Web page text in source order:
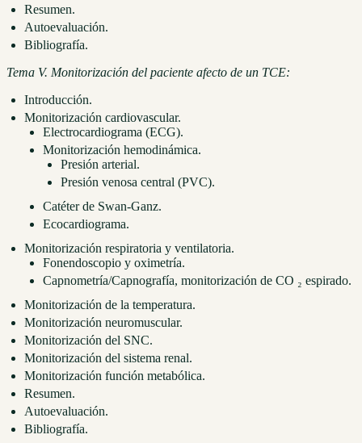
Resumen.
Autoevaluación.
Bibliografía.
Tema V. Monitorización del paciente afecto de un TCE:
Introducción.
Monitorización cardiovascular.
Electrocardiograma (ECG).
Monitorización hemodinámica.
Presión arterial.
Presión venosa central (PVC).
Catéter de Swan-Ganz.
Ecocardiograma.
Monitorización respiratoria y ventilatoria.
Fonendoscopio y oximetría.
Capnometría/Capnografía, monitorización de CO ₂ espirado.
Monitorización de la temperatura.
Monitorización neuromuscular.
Monitorización del SNC.
Monitorización del sistema renal.
Monitorización función metabólica.
Resumen.
Autoevaluación.
Bibliografía.